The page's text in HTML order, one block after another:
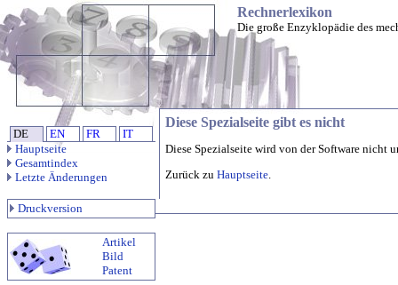
Rechnerlexikon
Die große Enzyklopädie des
DE EN FR
IT
Hauptseite
Gesamtindex
Letzte Änderungen
Druckversion
Artikel
Bild
Patent
Diese Spezialseite gibt es nicht
Diese Spezialseite wird von der Software nicht
Zurück zu Hauptseite.